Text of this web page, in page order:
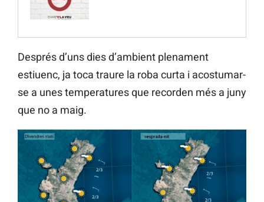
Després d’uns dies d’ambient plenament
estiuenc, ja toca traure la roba curta i acostumar-
se a unes temperatures que recorden més a juny
que no a maig.